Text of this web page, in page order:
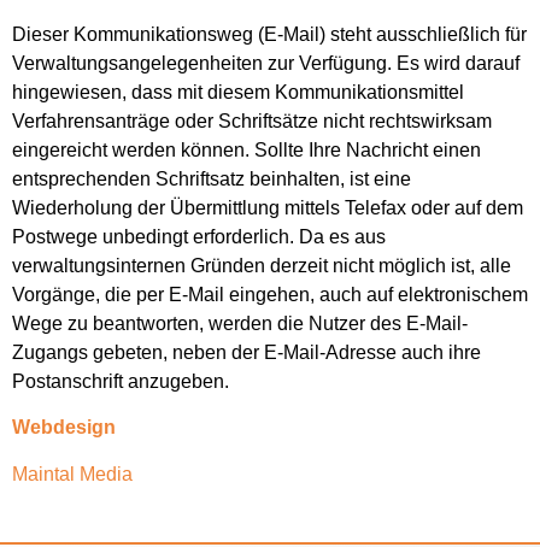
Dieser Kommunikationsweg (E-Mail) steht ausschließlich für
Verwaltungsangelegenheiten zur Verfügung. Es wird darauf
hingewiesen, dass mit diesem Kommunikationsmittel
Verfahrensanträge oder Schriftsätze nicht rechtswirksam
eingereicht werden können. Sollte Ihre Nachricht einen
entsprechenden Schriftsatz beinhalten, ist eine
Wiederholung der Übermittlung mittels Telefax oder auf dem
Postwege unbedingt erforderlich. Da es aus
verwaltungsinternen Gründen derzeit nicht möglich ist, alle
Vorgänge, die per E-Mail eingehen, auch auf elektronischem
Wege zu beantworten, werden die Nutzer des E-Mail-
Zugangs gebeten, neben der E-Mail-Adresse auch ihre
Postanschrift anzugeben.
Webdesign
Maintal Media